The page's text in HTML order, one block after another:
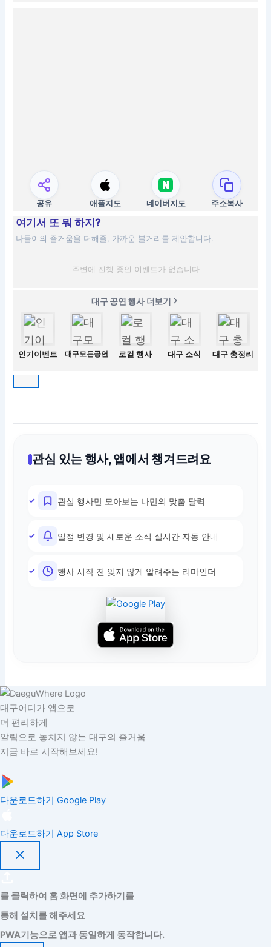
공유 애플지도 네이버지도 주소복사
여기서 또 뭐 하지?
나들이의 즐거움을 더해줄, 가까운 볼거리를 제안합니다.
주변에 진행 중인 이벤트가 없습니다
대구 공연 행사 더보기
인기이벤트 대구모든공연 로컬 행사 대구 소식 대구 총정리
관심 있는 행사, 앱에서 챙겨드려요
관심 행사만 모아보는 나만의 맞춤 달력
일정 변경 및 새로운 소식 실시간 자동 안내
행사 시작 전 잊지 않게 알려주는 리마인더
대구어디가 앱으로
더 편리하게
알림으로 놓치지 않는 대구의 즐거움
지금 바로 시작해보세요!
다운로드하기 Google Play
다운로드하기 App Store
를 클릭하여 홈 화면에 추가하기를
통해 설치를 해주세요
PWA기능으로 앱과 동일하게 동작합니다.